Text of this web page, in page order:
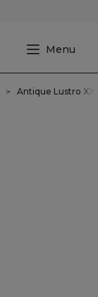
Antique Lustro